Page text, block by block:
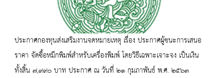
ประกาศกองทุนส่งเสริมงานจดหมายเหตุ เรื่อง ประกาศผู้ชนะการเสนอ
ราคา จัดซื้อหมึกพิมพ์สำหรับเครื่องพิมพ์ โดยวิธีเฉพาะเจาะจง เป็นเงิน
ทั้งสิ้น ๗,๙๙๐ บาท ประกาศ ณ วันที่ ๒๑ กุมภาพันธ์ พ.ศ. ๒๕๖๓